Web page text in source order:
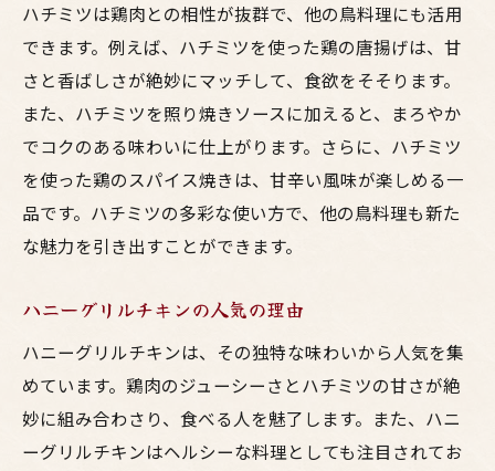
ハチミツは鶏肉との相性が抜群で、他の鳥料理にも活用
できます。例えば、ハチミツを使った鶏の唐揚げは、甘
さと香ばしさが絶妙にマッチして、食欲をそそります。
また、ハチミツを照り焼きソースに加えると、まろやか
でコクのある味わいに仕上がります。さらに、ハチミツ
を使った鶏のスパイス焼きは、甘辛い風味が楽しめる一
品です。ハチミツの多彩な使い方で、他の鳥料理も新た
な魅力を引き出すことができます。
ハニーグリルチキンの人気の理由
ハニーグリルチキンは、その独特な味わいから人気を集
めています。鶏肉のジューシーさとハチミツの甘さが絶
妙に組み合わさり、食べる人を魅了します。また、ハニ
ーグリルチキンはヘルシーな料理としても注目されてお